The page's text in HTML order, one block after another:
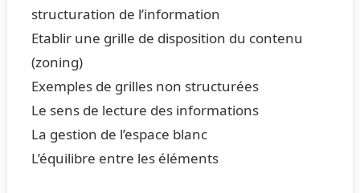
structuration de l’information
Etablir une grille de disposition du contenu
(zoning)
Exemples de grilles non structurées
Le sens de lecture des informations
La gestion de l’espace blanc
L’équilibre entre les éléments